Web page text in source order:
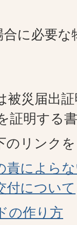
に必要な
被災届出
証明する
のリンク
責によら
付について
の作り方